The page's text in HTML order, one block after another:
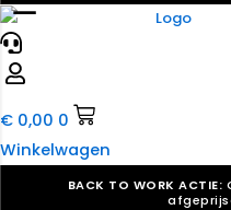
Verkiezingsdrukwerk
€ 0,00 0
Winkelwagen
BACK TO WORK ACTIE: